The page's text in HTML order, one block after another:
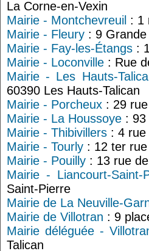
La Corne-en-Vexin
Mairie - Montchevreuil : 1
Mairie - Fleury : 9
Mairie - Fay-les-Étangs :
Mairie - Loconville : Rue
Mairie - Les Hauts-
60390 Les Hauts-Talican
Mairie - Porcheux : 29
Mairie - La Houssoye : 93
Mairie - Thibivillers : 4 rue
Mairie - Tourly : 12 ter
Mairie - Pouilly : 13 rue
Mairie - Liancourt-Saint-
Saint-Pierre
Mairie de La Neuville-
Mairie de Villotran : 9
Mairie déléguée -
Talican